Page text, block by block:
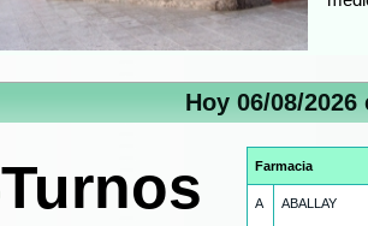
Hoy 06/08/
Turnos Farmacia
A ABALLAY